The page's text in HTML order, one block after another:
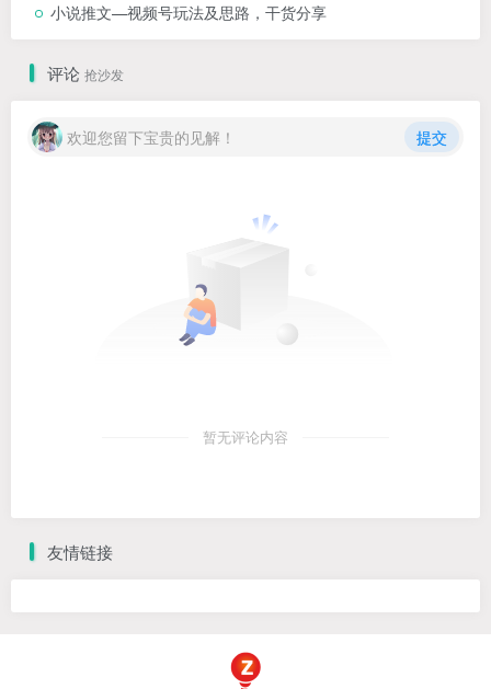
小说推文—视频号玩法及思路，干货分享
评论 抢沙发
欢迎您留下宝贵的见解！ 提交
暂无评论内容
友情链接